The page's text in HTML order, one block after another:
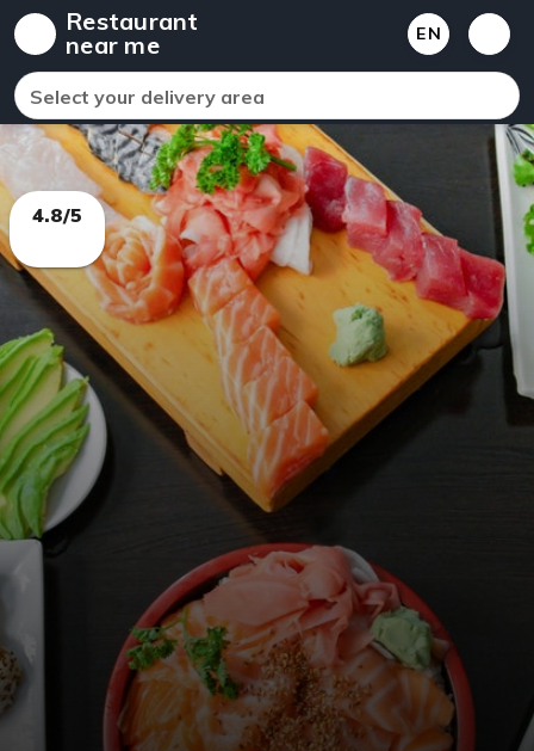
Restaurant
near me
EN
Select your delivery area
4.8/5